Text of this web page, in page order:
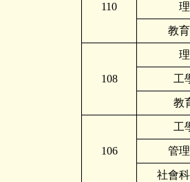
110
教
108 工
教
106
工
管
社會